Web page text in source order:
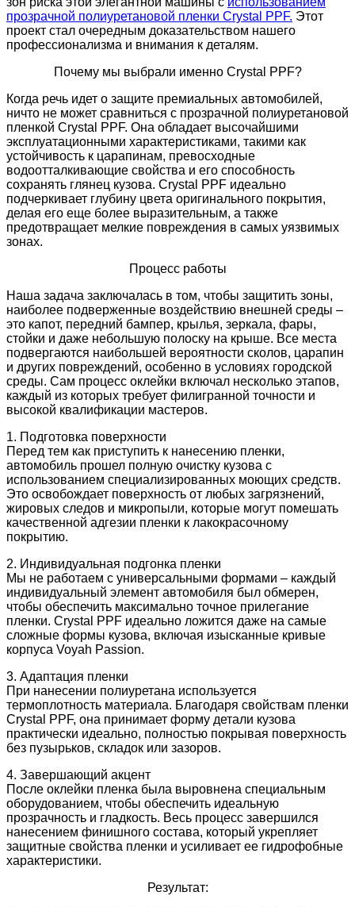
прозрачной полиуретановой пленки Crystal PPF. Этот
проект стал очередным доказательством нашего
профессионализма и внимания к деталям.
Почему мы выбрали именно Crystal PPF?
Когда речь идет о защите премиальных автомобилей,
ничто не может сравниться с прозрачной полиуретановой
пленкой Crystal PPF. Она обладает высочайшими
эксплуатационными характеристиками, такими как
устойчивость к царапинам, превосходные
водоотталкивающие свойства и его способность
сохранять глянец кузова. Crystal PPF идеально
подчеркивает глубину цвета оригинального покрытия,
делая его еще более выразительным, а также
предотвращает мелкие повреждения в самых уязвимых
зонах.
Процесс работы
Наша задача заключалась в том, чтобы защитить зоны,
наиболее подверженные воздействию внешней среды –
это капот, передний бампер, крылья, зеркала, фары,
стойки и даже небольшую полоску на крыше. Все места
подвергаются наибольшей вероятности сколов, царапин
и других повреждений, особенно в условиях городской
среды. Сам процесс оклейки включал несколько этапов,
каждый из которых требует филигранной точности и
высокой квалификации мастеров.
1. Подготовка поверхности
Перед тем как приступить к нанесению пленки,
автомобиль прошел полную очистку кузова с
использованием специализированных моющих средств.
Это освобождает поверхность от любых загрязнений,
жировых следов и микропыли, которые могут помешать
качественной адгезии пленки к лакокрасочному
покрытию.
2. Индивидуальная подгонка пленки
Мы не работаем с универсальными формами – каждый
индивидуальный элемент автомобиля был обмерен,
чтобы обеспечить максимально точное прилегание
пленки. Crystal PPF идеально ложится даже на самые
сложные формы кузова, включая изысканные кривые
корпуса Voyah Passion.
3. Адаптация пленки
При нанесении полиуретана используется
термоплотность материала. Благодаря свойствам пленки
Crystal PPF, она принимает форму детали кузова
практически идеально, полностью покрывая поверхность
без пузырьков, складок или зазоров.
4. Завершающий акцент
После оклейки пленка была выровнена специальным
оборудованием, чтобы обеспечить идеальную
прозрачность и гладкость. Весь процесс завершился
нанесением финишного состава, который укрепляет
защитные свойства пленки и усиливает ее гидрофобные
характеристики.
Результат: